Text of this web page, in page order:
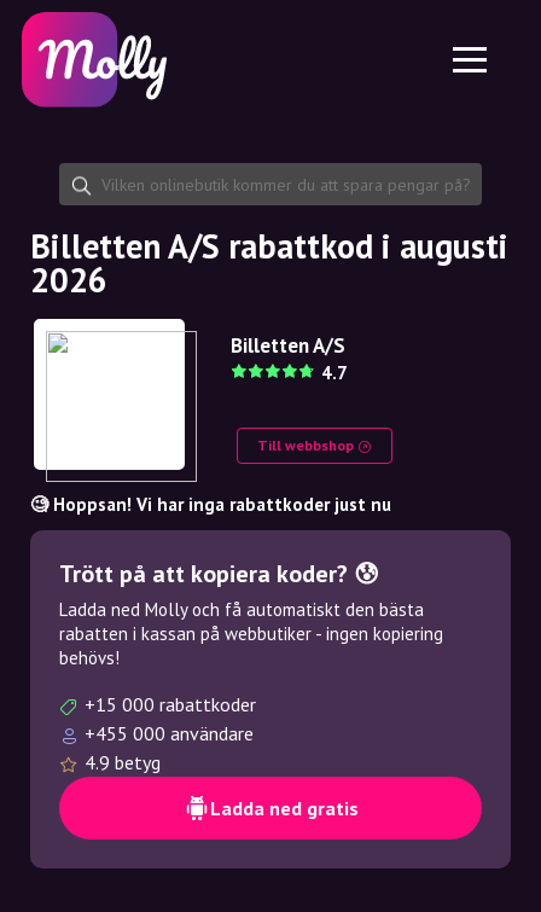
Hudvård
Hårvård
Dela rabattkod
Funktioner
Jobb
Om oss
Samarbete
Plattform
Molly till iPhone och iPad
Molly till Android
SE
EN
SE
NO
DE
Billetten A/S rabattkod i augusti
2026
Billetten A/S
4.7
Till webbshop
🧐 Hoppsan! Vi har inga rabattkoder just nu
Trött på att kopiera koder? 😰
Ladda ned Molly och få automatiskt den bästa
rabatten i kassan på webbutiker - ingen kopiering
behövs!
+15 000 rabattkoder
+455 000 användare
4.9 betyg
Ladda ned gratis